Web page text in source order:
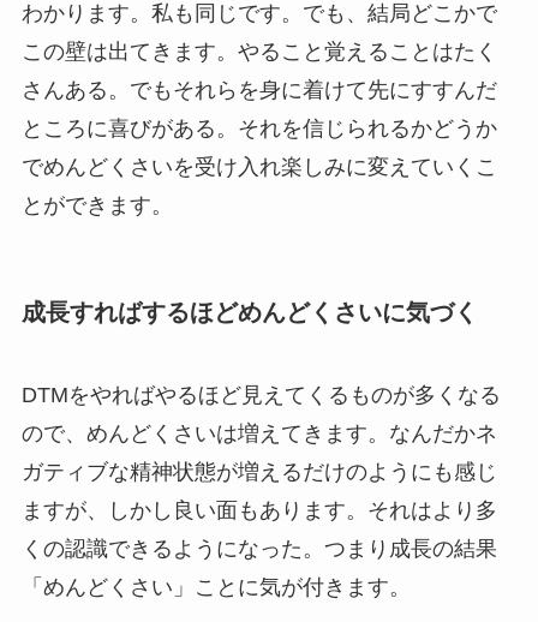
わかります。私も同じです。でも、結局どこかで
この壁は出てきます。やること覚えることはたく
さんある。でもそれらを身に着けて先にすすんだ
ところに喜びがある。それを信じられるかどうか
でめんどくさいを受け入れ楽しみに変えていくこ
とができます。
成長すればするほどめんどくさいに気づく
DTMをやればやるほど見えてくるものが多くなる
ので、めんどくさいは増えてきます。なんだかネ
ガティブな精神状態が増えるだけのようにも感じ
ますが、しかし良い面もあります。それはより多
くの認識できるようになった。つまり成長の結果
「めんどくさい」ことに気が付きます。